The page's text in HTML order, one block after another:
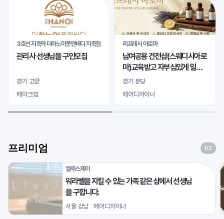
3호선 지축역 더하노이풋앤바디 지축점
관리사 선생님을 구인모집
경기 고양
메이크업
리프레시 아로마
남여공용 건전샵(스웨디시아로
마)교육받고 자부심있게 일하
실 바디테라피사 모십니다
경기 분당
헤어디자이너
프리미엄 1/2
엘루스제이
워라벨을 지킬 수 있는 가족 같은 샵에서 선생님
을 구합니다.
서울 강남 헤어디자이너